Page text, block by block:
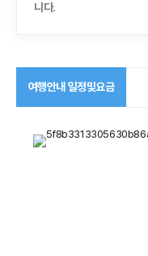
니다.
여행안내 일정및요금